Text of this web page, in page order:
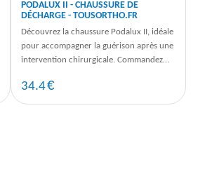
PODALUX II - CHAUSSURE DE
DÉCHARGE - TOUSORTHO.FR
Découvrez la chaussure Podalux II, idéale
pour accompagner la guérison après une
intervention chirurgicale. Commandez
34.4€